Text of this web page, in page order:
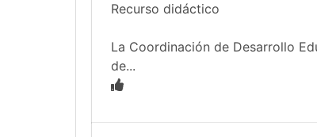
Recurso didáctico
La Coordinación de Desarrollo
de...